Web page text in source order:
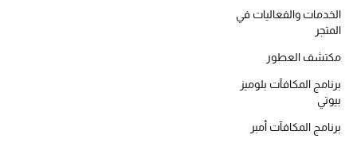
الجديد في عالم الجمال
الخدمات والفعاليات في
المتجر
مكتشف العطور
برنامج المكافآت بلوميز
بيوتي
برنامج المكافآت أمبر